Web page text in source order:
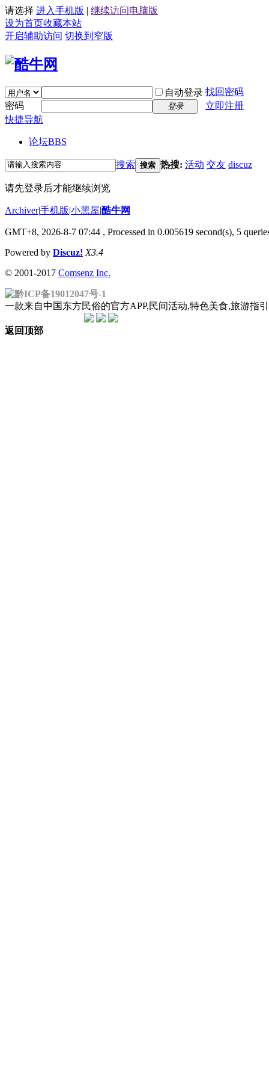
请选择 进入手机版 | 继续访问电脑版
设为首页收藏本站
开启辅助访问 切换到窄版
自动登录 找回密码
密码
登录
立即注册
快捷导航
论坛BBS
搜索 搜索 热搜: 活动 交友 discuz
请先登录后才能继续浏览
Archiver|手机版|小黑屋|酷牛网
GMT+8, 2026-8-7 07:44 , Processed in 0.005619 second(s), 5
Powered by Discuz! X3.4
© 2001-2017 Comsenz Inc.
黔ICP备19012047号-1
一款来自中国东方民俗的官方APP,民间活动,特色美食,旅游
返回顶部